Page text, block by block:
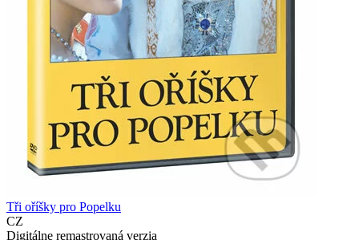
Tři oříšky pro Popelku
CZ
Digitálne remastrovaná verzia